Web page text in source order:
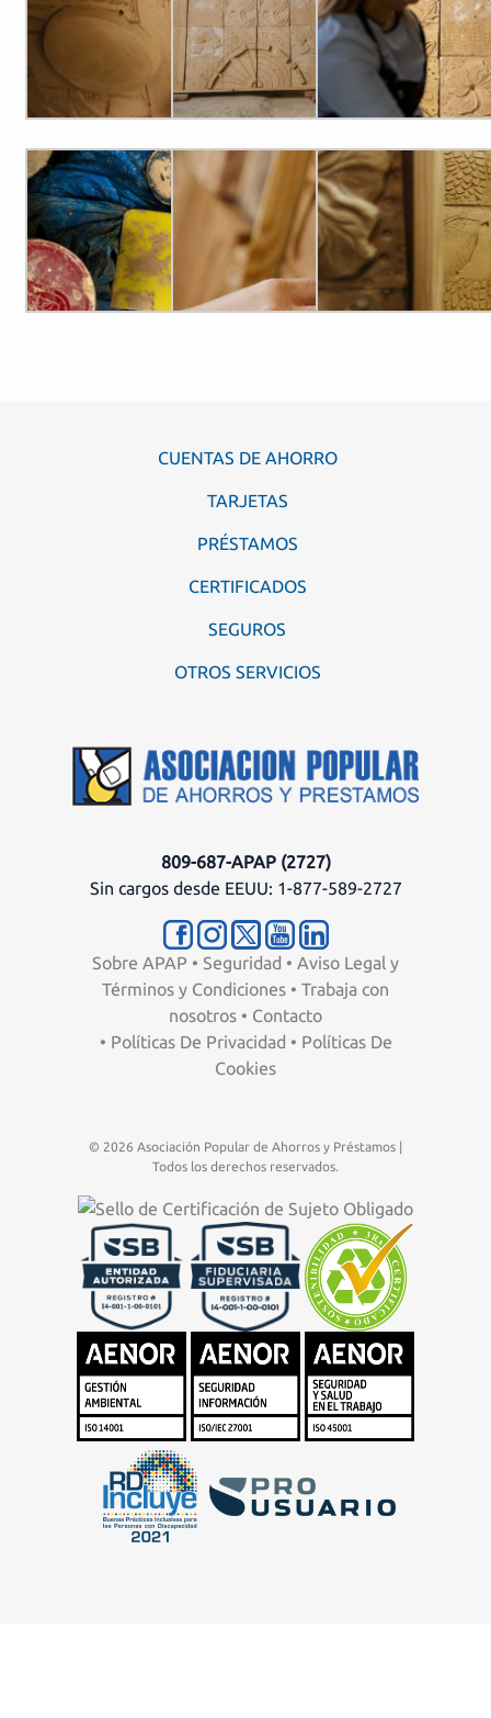
CUENTAS DE AHORRO
TARJETAS
PRÉSTAMOS
CERTIFICADOS
SEGUROS
OTROS SERVICIOS
809-687-APAP (2727)
Sin cargos desde EEUU: 1-877-589-2727
Sobre APAP • Seguridad • Aviso Legal y
Términos y Condiciones • Trabaja con
nosotros • Contacto
• Políticas De Privacidad • Políticas De
Cookies
© 2026 Asociación Popular de Ahorros y Préstamos |
Todos los derechos reservados.